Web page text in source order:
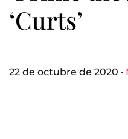
‘Curts’
22 de octubre de 2020 ·